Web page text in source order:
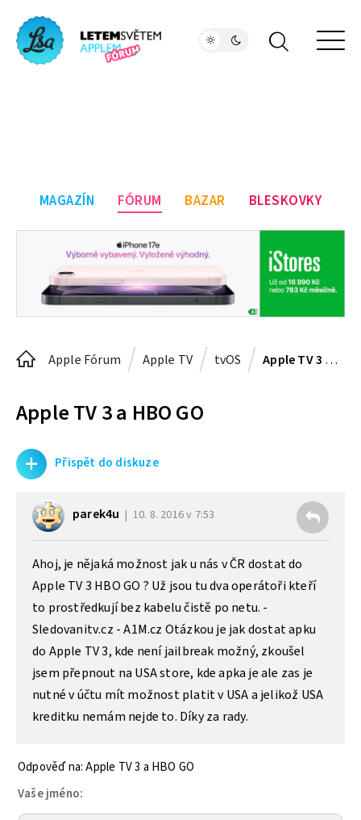
MAGAZÍN FÓRUM BAZAR BLESKOVKY
Apple Fórum Apple TV tvOS Apple TV 3 a HBO GO
Apple TV 3 a HBO GO
+ Přispět do diskuze
parek4u 10. 8. 2016 v 7:53
Ahoj, je nějaká možnost jak u nás v ČR dostat do
Apple TV 3 HBO GO ? Už jsou tu dva operátoři kteří
to prostředkují bez kabelu čistě po netu. -
Sledovanitv.cz - A1M.cz Otázkou je jak dostat apku
do Apple TV 3, kde není jailbreak možný, zkoušel
jsem přepnout na USA store, kde apka je ale zas je
nutné v účtu mít možnost platit v USA a jelikož USA
kreditku nemám nejde to. Díky za rady.
Odpověď na: Apple TV 3 a HBO GO
Vaše jméno: